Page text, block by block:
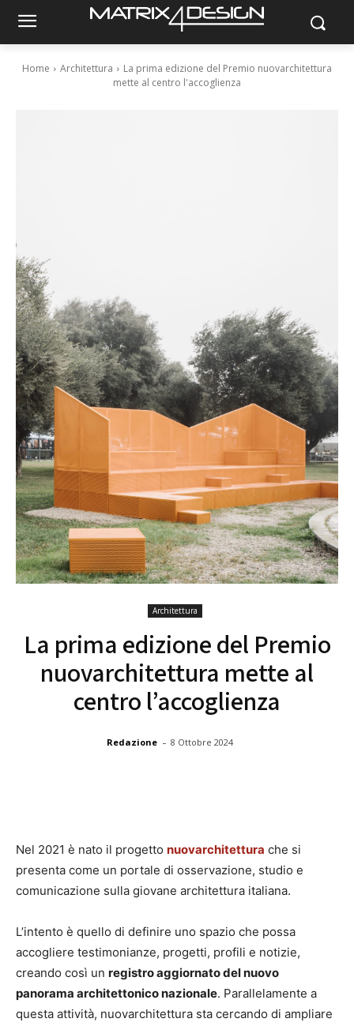
Home Architettura
La prima edizione del Premio nuovarchitettura
mette al centro l'accoglienza
Architettura
La prima edizione del Premio
nuovarchitettura mette al
centro l’accoglienza
Redazione - 8 Ottobre 2024
Nel 2021 è nato il progetto nuovarchitettura che si
presenta come un portale di osservazione, studio e
comunicazione sulla giovane architettura italiana.
L’intento è quello di definire uno spazio che possa
accogliere testimonianze, progetti, profili e notizie,
creando così un registro aggiornato del nuovo
panorama architettonico nazionale. Parallelamente a
questa attività, nuovarchitettura sta cercando di ampliare